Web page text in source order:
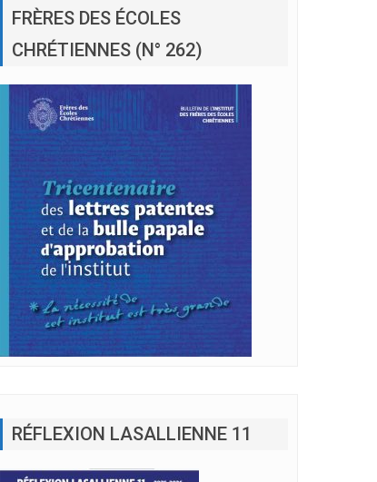
FRÈRES DES ÉCOLES
CHRÉTIENNES (N° 262)
RÉFLEXION LASALLIENNE 11